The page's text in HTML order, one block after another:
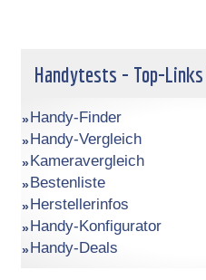
Handytests - Top-
Handy-Finder
Handy-Vergleich
Kameravergleich
Bestenliste
Herstellerinfos
Handy-Konfigurator
Handy-Deals